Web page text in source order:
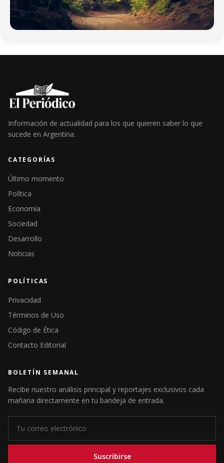
Información de actualidad para los que quieren saber lo que
sucede en Argentina.
CATEGORÍAS
Último momento
Política
Economía
Sociedad
Desarrollo
Noticias
POLÍTICAS
Privacidad
Términos de Uso
Código de Ética
Contacto Editorial
BOLETÍN SEMANAL
Recibe nuestro análisis principal y reportajes exclusivos cada
mañana directamente en tu bandeja de entrada.
Suscribirse